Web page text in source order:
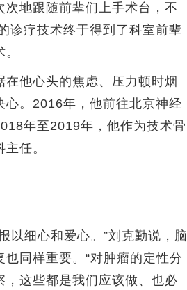
地跟随前辈们上手术台，不
诊疗技术终于得到了科室前辈
他心头的焦虑、压力顿时烟
心。2016年，他前往北京神经
年至2019年，他作为技术骨
任。
细心和爱心。”刘克勤说，脑
同样重要。“对肿瘤的定性分
这些都是我们应该做、也必